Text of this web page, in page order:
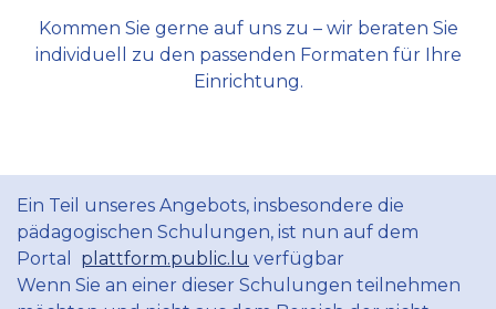
Kommen Sie gerne auf uns zu – wir beraten Sie
individuell zu den passenden Formaten für Ihre
Einrichtung.
Ein Teil unseres Angebots, insbesondere die
pädagogischen Schulungen, ist nun auf dem
Portal plattform.public.lu verfügbar
Wenn Sie an einer dieser Schulungen teilnehmen